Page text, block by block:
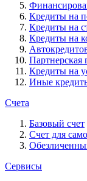
Кредиты на
Кредиты на
Кредиты на
Партнерская
Кредиты на
Иные
Счета
Базовый счет
Счет для
Сервисы